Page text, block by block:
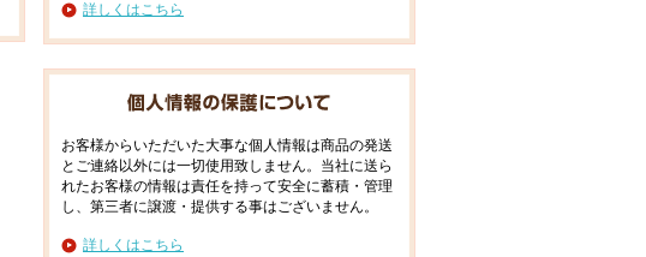
詳しくはこちら
お客様からいただいた大事な個人情報は商品の発送
とご連絡以外には一切使用致しません。当社に送ら
れたお客様の情報は責任を持って安全に蓄積・管理
し、第三者に譲渡・提供する事はございません。
詳しくはこちら